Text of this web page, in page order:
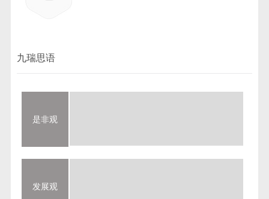
九瑞思语
是非观
发展观